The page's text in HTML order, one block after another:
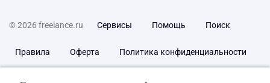
© 2026 freelance.ru Сервисы Помощь Поиск
Правила Оферта Политика конфиденциальности